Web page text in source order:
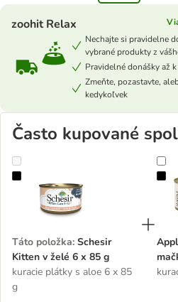
zoohit Relax
Nechajte si pravidelne
vybrané produkty z
Pravidelné donášky až
Zmeňte, pozastavte,
kedykoľvek
Často kupované
Schesir Kitten v želé 6 x 85 g
Táto položka: Schesir
Kitten v želé 6 x 85 g
kuracie plátky s aloe 6 x 85
g